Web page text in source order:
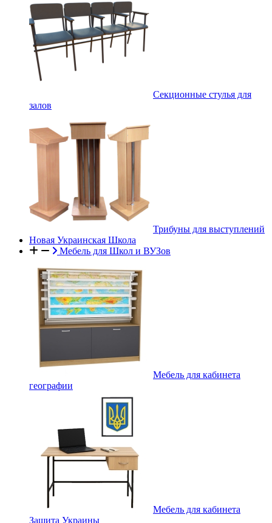
Секционные стулья для
залов
Трибуны для выступлений
Новая Украинская Школа
Мебель для Школ и ВУЗов
Мебель для кабинета
географии
Мебель для кабинета
Защита Украины